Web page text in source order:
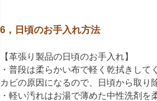
6，日頃のお手入れ方法
【革張り製品の日頃のお手入れ】
・普段は柔らかい布で軽く乾拭きして
カビの原因になるので、日頃から取り
・軽い汚れはお湯で薄めた中性洗剤を